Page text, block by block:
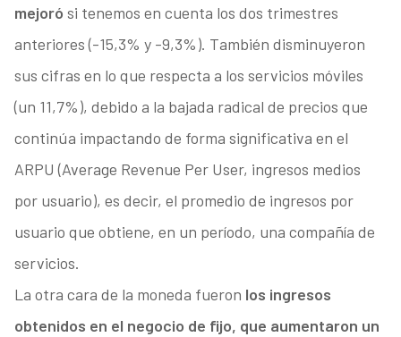
mejoró si tenemos en cuenta los dos trimestres
anteriores (-15,3% y -9,3%). También disminuyeron
sus cifras en lo que respecta a los servicios móviles
(un 11,7%), debido a la bajada radical de precios que
continúa impactando de forma significativa en el
ARPU (Average Revenue Per User, ingresos medios
por usuario), es decir, el promedio de ingresos por
usuario que obtiene, en un período, una compañía de
servicios.
La otra cara de la moneda fueron los ingresos
obtenidos en el negocio de fijo, que aumentaron un